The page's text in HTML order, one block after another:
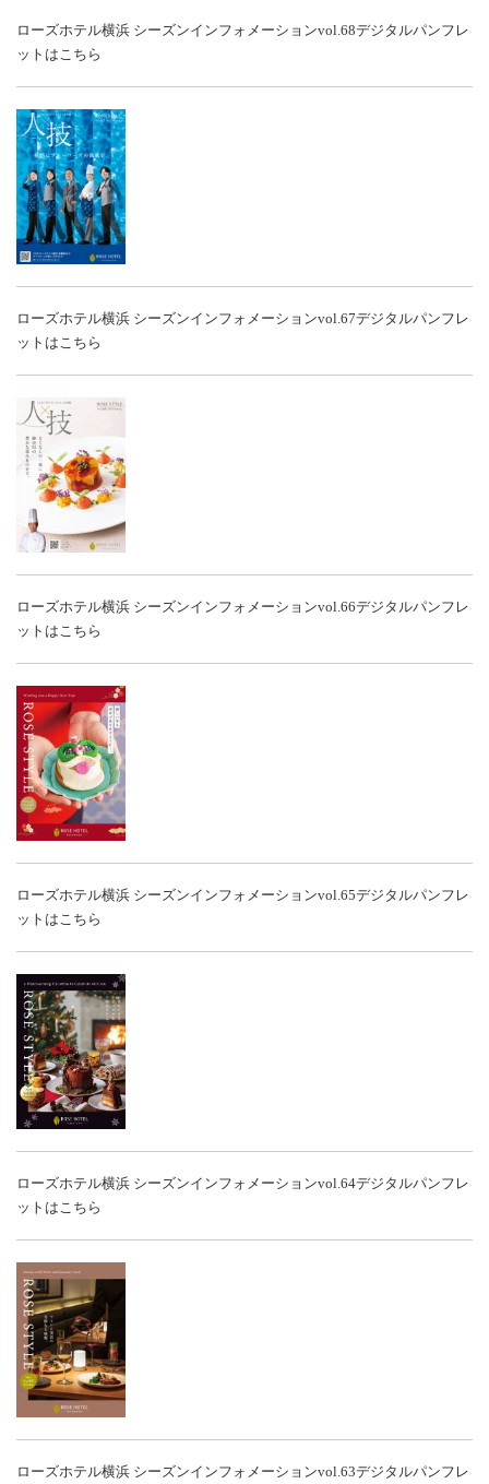
ローズホテル横浜 シーズンインフォメーションvol.68デジタルパンフレ
ットはこちら
ローズホテル横浜 シーズンインフォメーションvol.67デジタルパンフレ
ットはこちら
ローズホテル横浜 シーズンインフォメーションvol.66デジタルパンフレ
ットはこちら
ローズホテル横浜 シーズンインフォメーションvol.65デジタルパンフレ
ットはこちら
ローズホテル横浜 シーズンインフォメーションvol.64デジタルパンフレ
ットはこちら
ローズホテル横浜 シーズンインフォメーションvol.63デジタルパンフレ